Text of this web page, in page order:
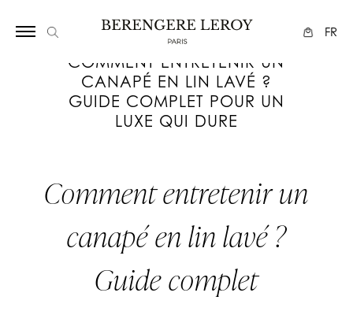
FR
COMMENT ENTRETENIR UN
CANAPÉ EN LIN LAVÉ ?
GUIDE COMPLET POUR UN
LUXE QUI DURE
Comment entretenir un
canapé en lin lavé ?
Guide complet